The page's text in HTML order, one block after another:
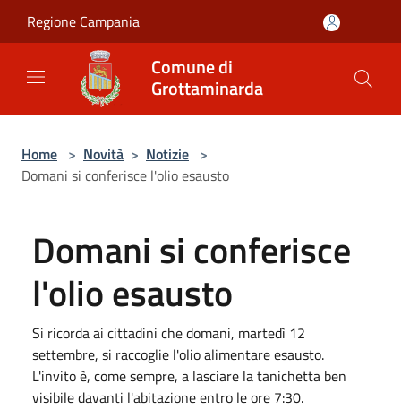
Regione Campania
Comune di
Grottaminarda
Home > Novità > Notizie >
Domani si conferisce l'olio esausto
Domani si conferisce
l'olio esausto
Si ricorda ai cittadini che domani, martedì 12
settembre, si raccoglie l'olio alimentare esausto.
L'invito è, come sempre, a lasciare la tanichetta ben
visibile davanti l'abitazione entro le ore 7:30.